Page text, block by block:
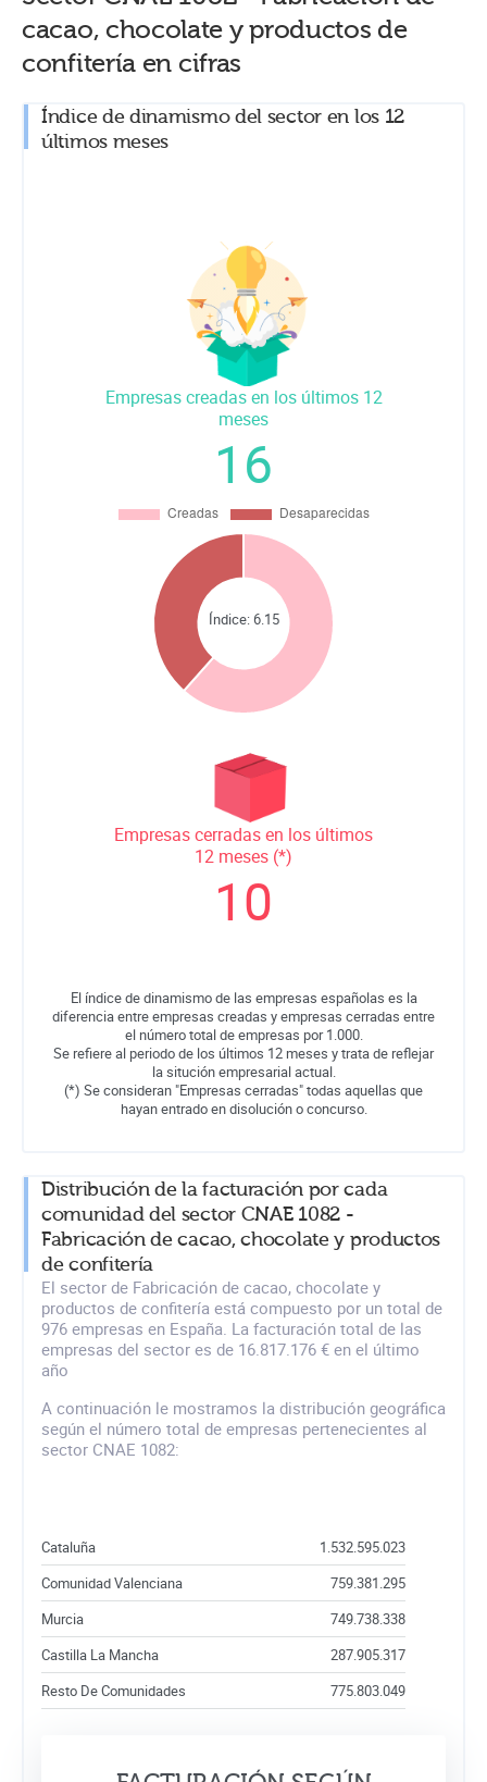
cacao, chocolate y productos de
confitería en cifras
Índice de dinamismo del sector en los 12
últimos meses
Empresas creadas en los últimos 12
meses
16
Índice:6.15
Empresas cerradas en los últimos
12 meses (*)
10
El índice de dinamismo de las empresas españolas es la
diferencia entre empresas creadas y empresas cerradas entre
el número total de empresas por 1.000.
Se refiere al periodo de los últimos 12 meses y trata de reflejar
la situción empresarial actual.
(*) Se consideran "Empresas cerradas" todas aquellas que
hayan entrado en disolución o concurso.
Distribución de la facturación por cada
comunidad del sector CNAE 1082 -
Fabricación de cacao, chocolate y productos
de confitería
El sector de Fabricación de cacao, chocolate y
productos de confitería está compuesto por un total de
976 empresas en España. La facturación total de las
empresas del sector es de 16.817.176 € en el último
año
A continuación le mostramos la distribución geográfica
según el número total de empresas pertenecientes al
sector CNAE 1082:
Cataluña
1.532.595.023
Comunidad Valenciana
759.381.295
Murcia
749.738.338
Castilla La Mancha
287.905.317
Resto De Comunidades
775.803.049